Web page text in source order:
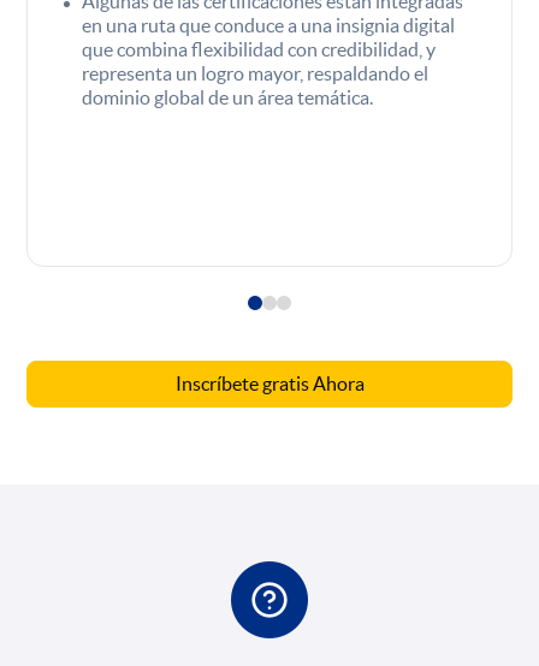
en una ruta que conduce a una insignia digital
que combina flexibilidad con credibilidad, y
representa un logro mayor, respaldando el
dominio global de un área temática.
Inscríbete gratis Ahora